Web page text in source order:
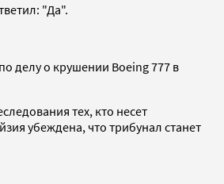
"Да".
делу о крушении Boeing 777 в
тех, кто несет
убеждена, что трибунал станет